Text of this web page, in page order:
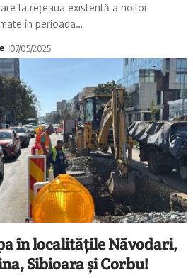
la rețeaua existentă a noilor
în perioada…
07/05/2025
în localitățile Năvodari,
Sibioara și Corbu!